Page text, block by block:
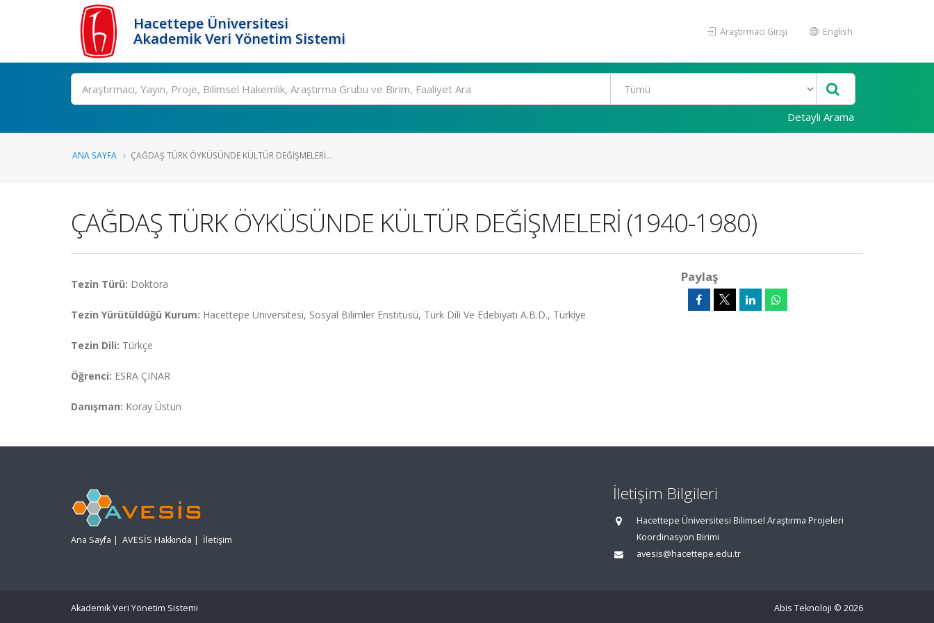
Hacettepe Üniversitesi
Akademik Veri Yönetim Sistemi
Araştırmacı Girişi English
Ara
Detaylı Arama
ANA SAYFA ÇAĞDAŞ TÜRK ÖYKÜSÜNDE KÜLTÜR DEĞİŞMELERİ...
ÇAĞDAŞ TÜRK ÖYKÜSÜNDE KÜLTÜR DEĞİŞMELERİ (1940-1980)
Tezin Türü: Doktora
Tezin Yürütüldüğü Kurum: Hacettepe Üniversitesi, Sosyal Bilimler Enstitüsü, Türk Dili Ve Edebiyatı A.B.D., Türkiye
Tezin Dili: Türkçe
Öğrenci: ESRA ÇINAR
Danışman: Koray Üstün
Paylaş
Ana Sayfa | AVESİS Hakkında | İletişim
İletişim Bilgileri
Hacettepe Üniversitesi Bilimsel Araştırma Projeleri
Koordinasyon Birimi
avesis@hacettepe.edu.tr
Akademik Veri Yönetim Sistemi Abis Teknoloji © 2026